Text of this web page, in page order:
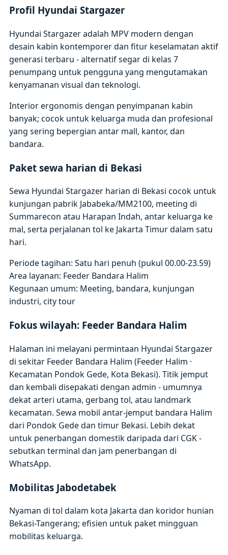
Profil Hyundai Stargazer
Hyundai Stargazer adalah MPV modern dengan
desain kabin kontemporer dan fitur keselamatan aktif
generasi terbaru - alternatif segar di kelas 7
penumpang untuk pengguna yang mengutamakan
kenyamanan visual dan teknologi.
Interior ergonomis dengan penyimpanan kabin
banyak; cocok untuk keluarga muda dan profesional
yang sering bepergian antar mall, kantor, dan
bandara.
Paket sewa harian di Bekasi
Sewa Hyundai Stargazer harian di Bekasi cocok untuk
kunjungan pabrik Jababeka/MM2100, meeting di
Summarecon atau Harapan Indah, antar keluarga ke
mal, serta perjalanan tol ke Jakarta Timur dalam satu
hari.
Periode tagihan: Satu hari penuh (pukul 00.00-23.59)
Area layanan: Feeder Bandara Halim
Kegunaan umum: Meeting, bandara, kunjungan
industri, city tour
Fokus wilayah: Feeder Bandara Halim
Halaman ini melayani permintaan Hyundai Stargazer
di sekitar Feeder Bandara Halim (Feeder Halim ·
Kecamatan Pondok Gede, Kota Bekasi). Titik jemput
dan kembali disepakati dengan admin - umumnya
dekat arteri utama, gerbang tol, atau landmark
kecamatan. Sewa mobil antar-jemput bandara Halim
dari Pondok Gede dan timur Bekasi. Lebih dekat
untuk penerbangan domestik daripada dari CGK -
sebutkan terminal dan jam penerbangan di
WhatsApp.
Mobilitas Jabodetabek
Nyaman di tol dalam kota Jakarta dan koridor hunian
Bekasi-Tangerang; efisien untuk paket mingguan
mobilitas keluarga.